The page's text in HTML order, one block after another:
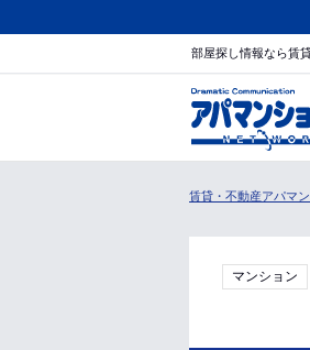
部屋探し情報なら賃
賃貸・不動産アパマ
マンション